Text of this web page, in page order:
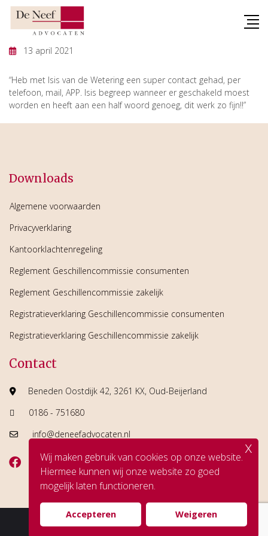
Skip
13 april 2021
“Heb met Isis van de Wetering een super contact gehad, per
telefoon, mail, APP. Isis begreep wanneer er geschakeld moest
worden en heeft aan een half woord genoeg, dit werk zo fijn!!”
Downloads
Algemene voorwaarden
Privacyverklaring
Kantoorklachtenregeling
Reglement Geschillencommissie consumenten
Reglement Geschillencommissie zakelijk
Registratieverklaring Geschillencommissie consumenten
Registratieverklaring Geschillencommissie zakelijk
Contact
Beneden Oostdijk 42, 3261 KX, Oud-Beijerland
0186 - 751680
info@deneefadvocaten.nl
© Copyright De Neef Advocaten
Wij maken gebruik van cookies op onze website.
Hiermee kunnen wij onze website zo goed
mogelijk laten functioneren.
Accepteren Weigeren
x